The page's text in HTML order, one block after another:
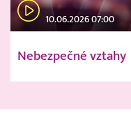
10.06.2026 07:00
Nebezpečné vztahy